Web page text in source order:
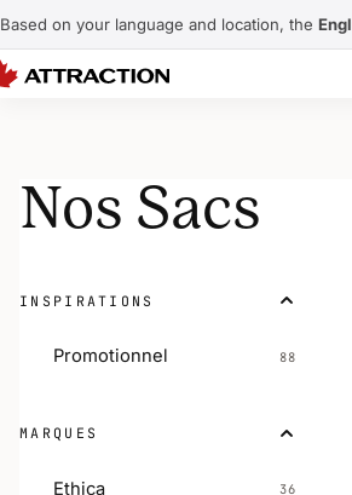
Based on your language and location, the
Nos Sacs
INSPIRATIONS
Promotionnel 88
MARQUES
Ethica 36